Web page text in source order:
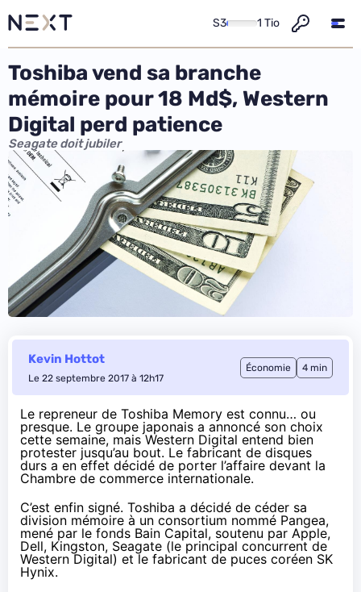
S3 1 Tio
Toshiba vend sa branche
mémoire pour 18 Md$, Western
Digital perd patience
Seagate doit jubiler
Kevin Hottot
Le 22 septembre 2017 à 12h17
Économie 4 min
Le repreneur de Toshiba Memory est connu… ou
presque. Le groupe japonais a annoncé son choix
cette semaine, mais Western Digital entend bien
protester jusqu’au bout. Le fabricant de disques
durs a en effet décidé de porter l’affaire devant la
Chambre de commerce internationale.
C’est enfin signé. Toshiba a décidé de céder sa
division mémoire à un consortium nommé Pangea,
mené par le fonds Bain Capital, soutenu par Apple,
Dell, Kingston, Seagate (le principal concurrent de
Western Digital) et le fabricant de puces coréen SK
Hynix.